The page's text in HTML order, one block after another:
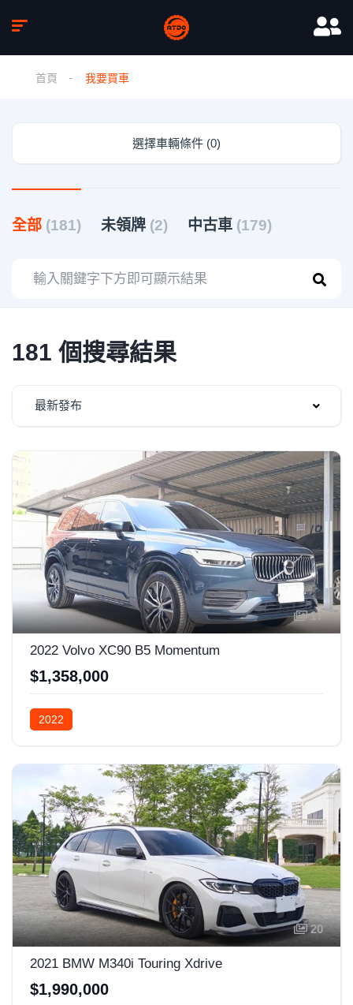
首頁 我要買車
選擇車輛條件 (0)
全部 (181) 未領牌 (2) 中古車 (179)
181 個搜尋結果
最新發布
17
2022 Volvo XC90 B5 Momentum
$1,358,000
2022
20
2021 BMW M340i Touring Xdrive
$1,990,000